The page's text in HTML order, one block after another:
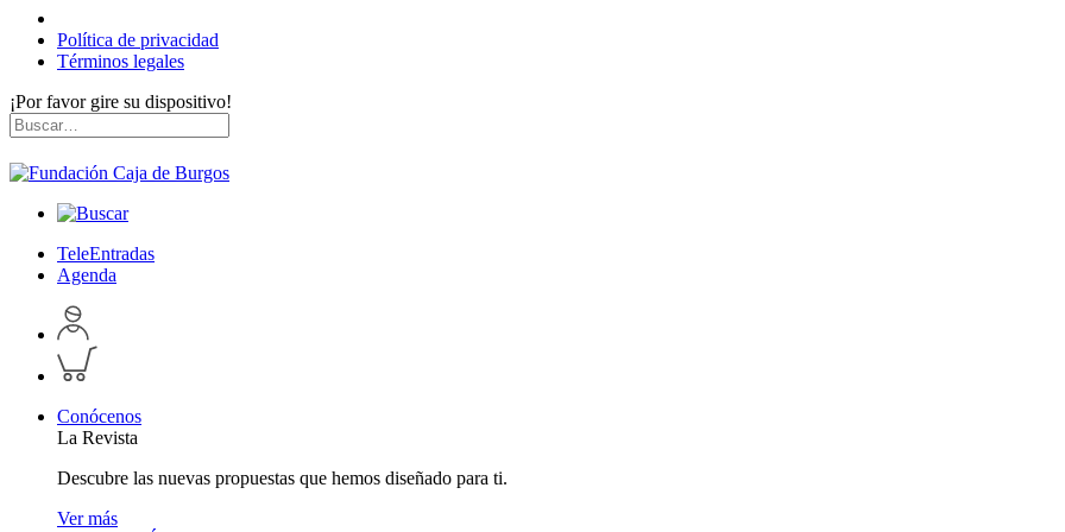
Política de privacidad
Términos legales
¡Por favor gire su dispositivo!
Skip
to
content
Buscar
por:
TeleEntradas
Agenda
Acceder
a
perfil
personal
Inspeccionar
carrito
Conócenos
La Revista
Descubre las nuevas propuestas que hemos diseñado para ti.
Ver más